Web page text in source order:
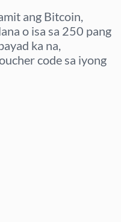
ang Bitcoin,
o isa sa 250 pang
ka na,
code sa iyong